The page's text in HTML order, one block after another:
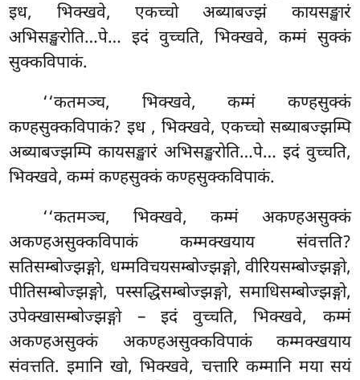
इध, भिक्खवे, एकच्चो अब्याबज्झं कायसङ्खारं
अभिसङ्खरोति…पे… इदं वुच्चति, भिक्खवे, कम्मं सुक्कं
सुक्कविपाकं.
‘‘कतमञ्च, भिक्खवे, कम्मं कण्हसुक्कं
कण्हसुक्कविपाकं? इध , भिक्खवे, एकच्चो सब्याबज्झम्पि
अब्याबज्झम्पि कायसङ्खारं अभिसङ्खरोति…पे… इदं वुच्चति,
भिक्खवे, कम्मं कण्हसुक्कं कण्हसुक्कविपाकं.
‘‘कतमञ्च, भिक्खवे, कम्मं अकण्हअसुक्कं
अकण्हअसुक्कविपाकं कम्मक्खयाय संवत्तति?
सतिसम्बोज्झङ्गो, धम्मविचयसम्बोज्झङ्गो, वीरियसम्बोज्झङ्गो,
पीतिसम्बोज्झङ्गो, पस्सद्धिसम्बोज्झङ्गो, समाधिसम्बोज्झङ्गो,
उपेक्खासम्बोज्झङ्गो – इदं वुच्चति, भिक्खवे, कम्मं
अकण्हअसुक्कं अकण्हअसुक्कविपाकं कम्मक्खयाय
संवत्तति. इमानि खो, भिक्खवे, चत्तारि कम्मानि मया सयं